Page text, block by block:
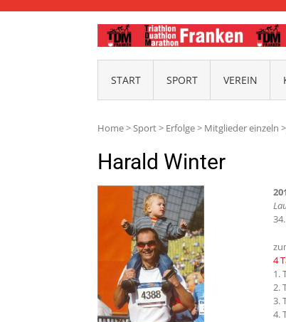
START SPORT VEREIN
Home>Sport> Erfolge> Mitglieder einzeln >
Harald Winter
4
1.
2.
3.
4.